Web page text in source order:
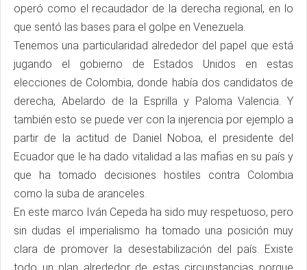
operó como el recaudador de la derecha regional, en lo
que sentó las bases para el golpe en Venezuela.
Tenemos una particularidad alrededor del papel que está
jugando el gobierno de Estados Unidos en estas
elecciones de Colombia, donde había dos candidatos de
derecha, Abelardo de la Esprilla y Paloma Valencia. Y
también esto se puede ver con la injerencia por ejemplo a
partir de la actitud de Daniel Noboa, el presidente del
Ecuador que le ha dado vitalidad a las mafias en su país y
que ha tomado decisiones hostiles contra Colombia
como la suba de aranceles.
En este marco Iván Cepeda ha sido muy respetuoso, pero
sin dudas el imperialismo ha tomado una posición muy
clara de promover la desestabilización del país. Existe
todo un plan alrededor de estas circunstancias porque